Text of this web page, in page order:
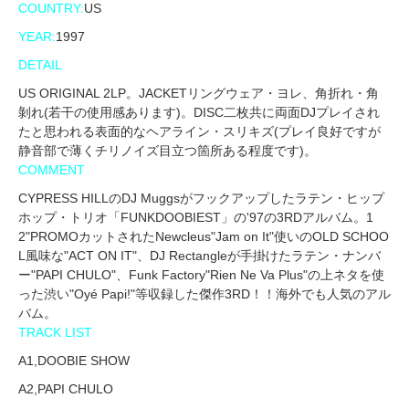
COUNTRY:US
YEAR:1997
DETAIL
US ORIGINAL 2LP。JACKETリングウェア・ヨレ、角折れ・角
剝れ(若干の使用感あります)。DISC二枚共に両面DJプレイされ
たと思われる表面的なヘアライン・スリキズ(プレイ良好ですが
静音部で薄くチリノイズ目立つ箇所ある程度です)。
COMMENT
CYPRESS HILLのDJ Muggsがフックアップしたラテン・ヒップ
ホップ・トリオ「FUNKDOOBIEST」の'97の3RDアルバム。1
2"PROMOカットされたNewcleus"Jam on It"使いのOLD SCHOO
L風味な"ACT ON IT"、DJ Rectangleが手掛けたラテン・ナンバ
ー"PAPI CHULO"、Funk Factory"Rien Ne Va Plus"の上ネタを使
った渋い"Oyé Papi!"等収録した傑作3RD！！海外でも人気のアル
バム。
TRACK LIST
A1,DOOBIE SHOW
A2,PAPI CHULO